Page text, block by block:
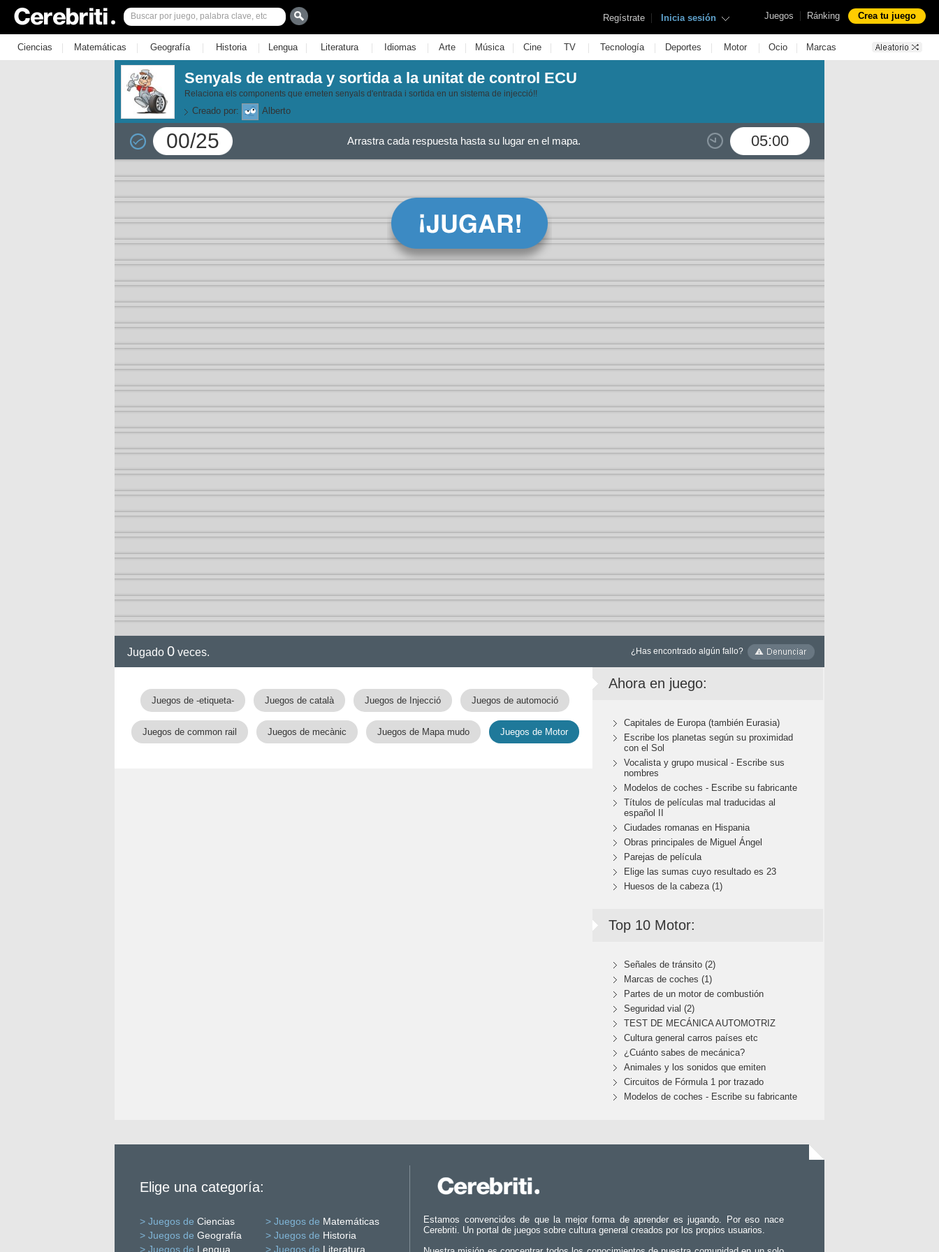
Juegos | Ránking Crea tu juego
Regístrate | Inicia sesión
Ciencias | Matemáticas | Geografía | Historia | Lengua | Literatura | Idiomas | Arte | Música | Cine | TV | Tecnología | Deportes | Motor | Ocio | Marcas
Senyals de entrada y sortida a la unitat de control ECU
Relaciona els components que emeten senyals d'entrada i sortida en un sistema de injecció!!
Creado por: Alberto
00/25 05:00
Arrastra cada respuesta hasta su lugar en el mapa.
Jugado 0 veces. ¿Has encontrado algún fallo?
Juegos de -etiqueta- Juegos de català Juegos de Injecció Juegos de automoció
Juegos de common rail Juegos de mecànic Juegos de Mapa mudo Juegos de Motor
Ahora en juego:
Capitales de Europa (también Eurasia)
Escribe los planetas según su proximidad
con el Sol
Vocalista y grupo musical - Escribe sus
nombres
Modelos de coches - Escribe su fabricante
Títulos de películas mal traducidas al
español II
Ciudades romanas en Hispania
Obras principales de Miguel Ángel
Parejas de película
Elige las sumas cuyo resultado es 23
Huesos de la cabeza (1)
Top 10 Motor:
Señales de tránsito (2)
Marcas de coches (1)
Partes de un motor de combustión
Seguridad vial (2)
TEST DE MECÁNICA AUTOMOTRIZ
Cultura general carros países etc
¿Cuánto sabes de mecánica?
Animales y los sonidos que emiten
Circuitos de Fórmula 1 por trazado
Modelos de coches - Escribe su fabricante
Elige una categoría:
> Juegos de Ciencias > Juegos de Matemáticas
> Juegos de Geografía > Juegos de Historia
> Juegos de Lengua > Juegos de Literatura
Estamos convencidos de que la mejor forma de aprender es jugando. Por eso nace
Cerebriti. Un portal de juegos sobre cultura general creados por los propios usuarios.